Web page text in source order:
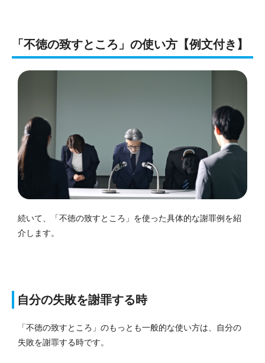
「不徳の致すところ」の使い方【例文付き】
続いて、「不徳の致すところ」を使った具体的な謝罪例を紹
介します。
自分の失敗を謝罪する時
「不徳の致すところ」のもっとも一般的な使い方は、自分の
失敗を謝罪する時です。